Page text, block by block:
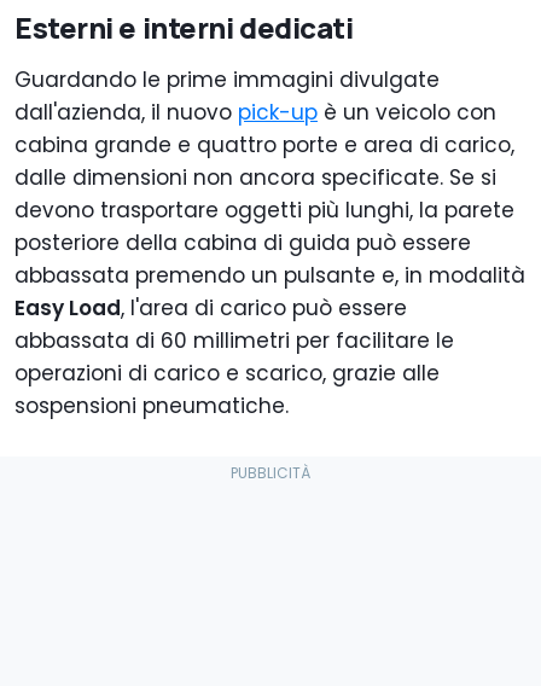
Esterni e interni dedicati
Guardando le prime immagini divulgate
dall'azienda, il nuovo pick-up è un veicolo con
cabina grande e quattro porte e area di carico,
dalle dimensioni non ancora specificate. Se si
devono trasportare oggetti più lunghi, la parete
posteriore della cabina di guida può essere
abbassata premendo un pulsante e, in modalità
Easy Load, l'area di carico può essere
abbassata di 60 millimetri per facilitare le
operazioni di carico e scarico, grazie alle
sospensioni pneumatiche.